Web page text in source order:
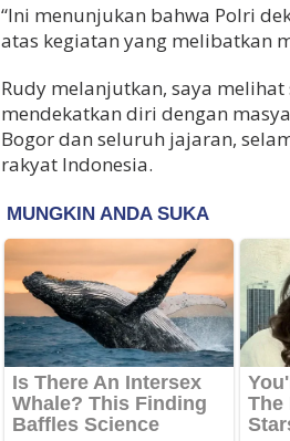
“Ini menunjukan bahwa Polri
atas kegiatan yang melibatkan
Rudy melanjutkan, saya
mendekatkan diri dengan
Bogor dan seluruh jajaran,
rakyat Indonesia.